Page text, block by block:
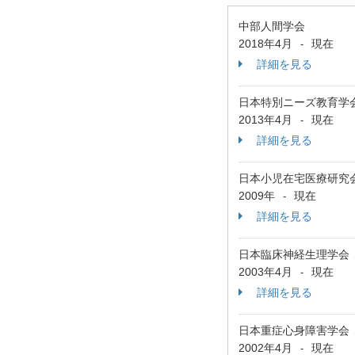
中部人間学会
2018年4月
-
現在
詳細を見る
日本特別ニーズ教育学
2013年4月
-
現在
詳細を見る
日本小児在宅医療研究
2009年
-
現在
詳細を見る
日本臨床神経生理学会
2003年4月
-
現在
詳細を見る
日本重症心身障害学会
2002年4月
- 現在